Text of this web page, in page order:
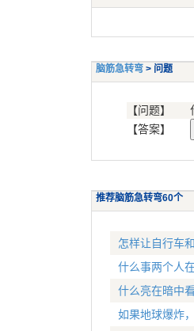
脑筋急转弯 > 问题
【问题】
【答案】
推荐脑筋急转弯60个
怎样让自行车
什么事两个人
什么亮在暗中
如果地球爆炸